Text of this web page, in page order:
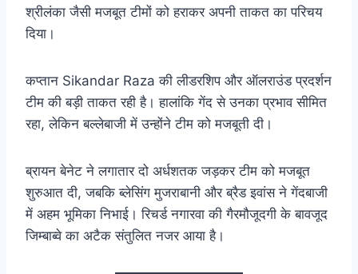
श्रीलंका जैसी मजबूत टीमों को हराकर अपनी ताकत का परिचय
दिया।
कप्तान Sikandar Raza की लीडरशिप और ऑलराउंड प्रदर्शन
टीम की बड़ी ताकत रही है। हालांकि गेंद से उनका प्रभाव सीमित
रहा, लेकिन बल्लेबाजी में उन्होंने टीम को मजबूती दी।
ब्रायन बेनेट ने लगातार दो अर्धशतक जड़कर टीम को मजबूत
शुरुआत दी, जबकि ब्लेसिंग मुजराबानी और ब्रैड इवांस ने गेंदबाजी
में अहम भूमिका निभाई। रिचर्ड नगारवा की गैरमौजूदगी के बावजूद
जिम्बाब्वे का अटैक संतुलित नजर आया है।